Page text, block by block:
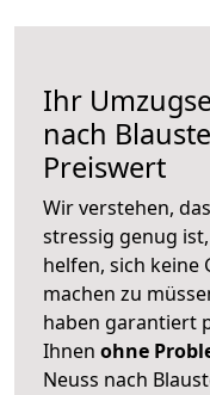
Ihr
nach
Preiswert
Wir verstehen,
stressig genug
helfen, sich keine
machen zu
haben garantiert
Ihnen ohne
Neuss nach